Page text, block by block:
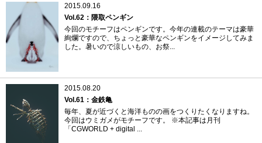
2015.09.16
Vol.62：隈取ペンギン
今回のモチーフはペンギンです。今年の連載のテーマは豪華
絢爛ですので、ちょっと豪華なペンギンをイメージしてみま
した。暑いので涼しいもの、お祭...
2015.08.20
Vol.61：金鉄亀
毎年、夏が近づくと海洋ものの画をつくりたくなりますね。
今回はウミガメがモチーフです。 ※本記事は月刊
「CGWORLD + digital ...